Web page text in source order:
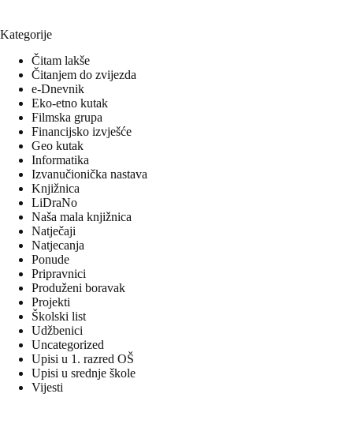
Kategorije
Čitam lakše
Čitanjem do zvijezda
e-Dnevnik
Eko-etno kutak
Filmska grupa
Financijsko izvješće
Geo kutak
Informatika
Izvanučionička nastava
Knjižnica
LiDraNo
Naša mala knjižnica
Natječaji
Natjecanja
Ponude
Pripravnici
Produženi boravak
Projekti
Školski list
Udžbenici
Uncategorized
Upisi u 1. razred OŠ
Upisi u srednje škole
Vijesti